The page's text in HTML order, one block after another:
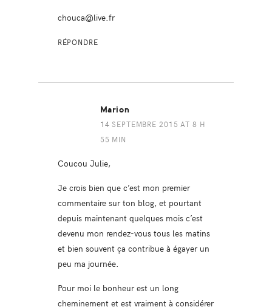
chouca@live.fr
RÉPONDRE
Marion
14 SEPTEMBRE 2015 AT 8 H
55 MIN
Coucou Julie,
Je crois bien que c’est mon premier
commentaire sur ton blog, et pourtant
depuis maintenant quelques mois c’est
devenu mon rendez-vous tous les matins
et bien souvent ça contribue à égayer un
peu ma journée.
Pour moi le bonheur est un long
cheminement et est vraiment à considérer